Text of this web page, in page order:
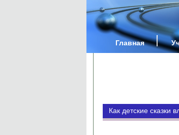
Главная
Как детские сказки